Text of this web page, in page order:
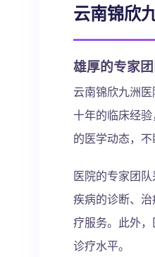
云南锦欣
雄厚的专家
云南锦欣九洲
十年的临床经
的医学动态，
医院的专家团
疾病的诊断、
疗服务。此外
诊疗水平。